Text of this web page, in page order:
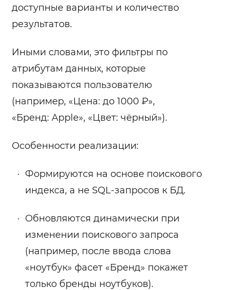
доступные варианты и количество
результатов.
Иными словами, это фильтры по
атрибутам данных, которые
показываются пользователю
(например, «Цена: до 1000 ₽»,
«Бренд: Apple», «Цвет: чёрный»).
Особенности реализации:
Формируются на основе поискового
индекса, а не SQL‑запросов к БД.
Обновляются динамически при
изменении поискового запроса
(например, после ввода слова
«ноутбук» фасет «Бренд» покажет
только бренды ноутбуков).